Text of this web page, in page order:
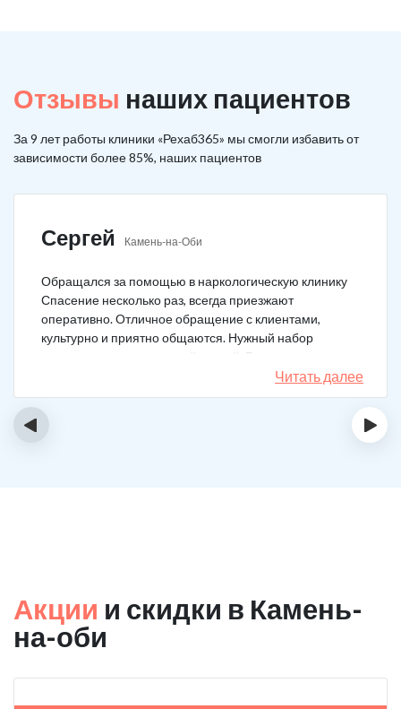
Отзывы наших пациентов
За 9 лет работы клиники «Рехаб365» мы смогли избавить от
зависимости более 85%, наших пациентов
Сергей Камень-на-Оби
Обращался за помощью в наркологическую клинику
Спасение несколько раз, всегда приезжают
оперативно. Отличное обращение с клиентами,
культурно и приятно общаются. Нужный набор
медикаментов под каждый случай. Разное состояние,
Читать далее
‹ ›
Акции и скидки в Камень-
на-оби